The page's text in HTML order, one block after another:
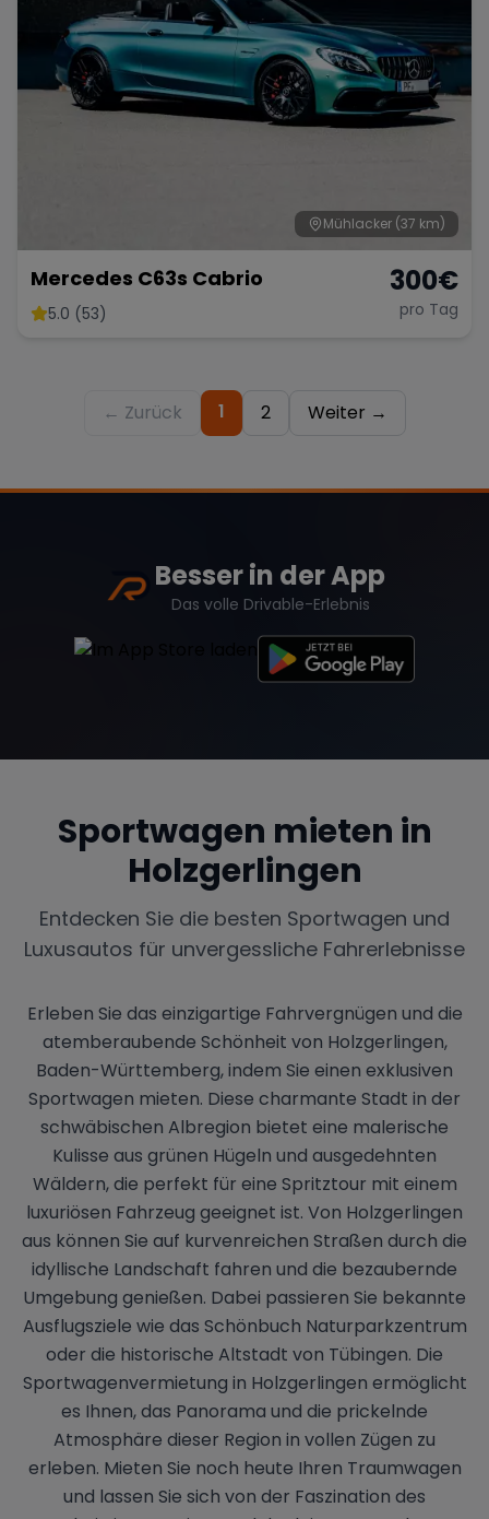
Mühlacker (37 km)
Mercedes C63s Cabrio
5.0 (53)
300€
pro Tag
← Zurück 1 2 Weiter →
Besser in der App
Das volle Drivable-Erlebnis
Sportwagen mieten in
Holzgerlingen
Entdecken Sie die besten Sportwagen und
Luxusautos für unvergessliche Fahrerlebnisse
Erleben Sie das einzigartige Fahrvergnügen und die
atemberaubende Schönheit von Holzgerlingen,
Baden-Württemberg, indem Sie einen exklusiven
Sportwagen mieten. Diese charmante Stadt in der
schwäbischen Albregion bietet eine malerische
Kulisse aus grünen Hügeln und ausgedehnten
Wäldern, die perfekt für eine Spritztour mit einem
luxuriösen Fahrzeug geeignet ist. Von Holzgerlingen
aus können Sie auf kurvenreichen Straßen durch die
idyllische Landschaft fahren und die bezaubernde
Umgebung genießen. Dabei passieren Sie bekannte
Ausflugsziele wie das Schönbuch Naturparkzentrum
oder die historische Altstadt von Tübingen. Die
Sportwagenvermietung in Holzgerlingen ermöglicht
es Ihnen, das Panorama und die prickelnde
Atmosphäre dieser Region in vollen Zügen zu
erleben. Mieten Sie noch heute Ihren Traumwagen
und lassen Sie sich von der Faszination des